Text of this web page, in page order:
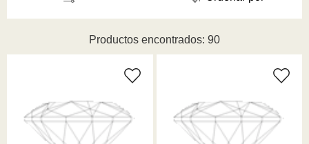
Productos encontrados: 90